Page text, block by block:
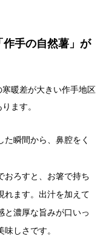
手の自然薯」が
暖差が大きい作手地区
ます。
た瞬間から、鼻腔をく
おろすと、お箸で持ち
れます。出汁を加えて
と濃厚な旨みが口いっ
しさです。